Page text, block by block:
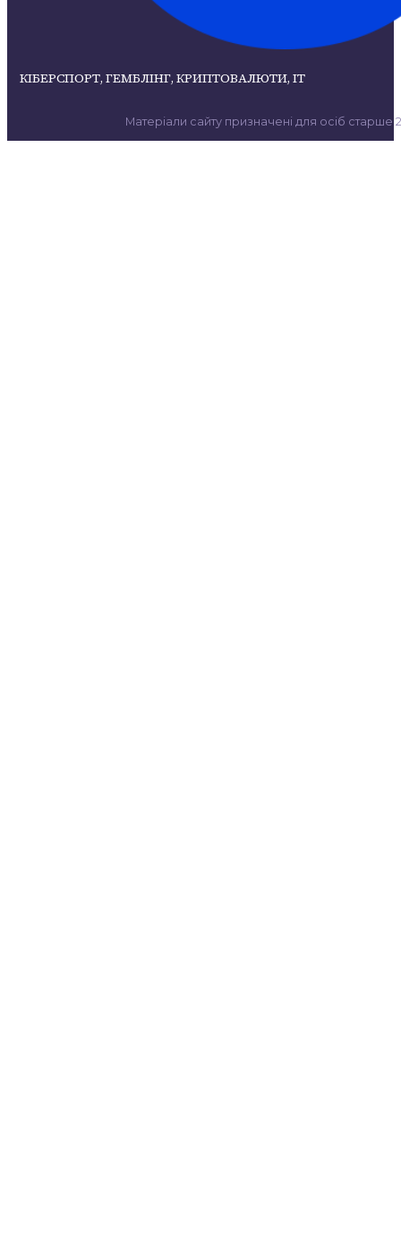
КІБЕРСПОРТ, ГЕМБЛІНГ, КРИПТОВАЛЮТИ, ІТ
Матеріали сайту призначені для осіб старше